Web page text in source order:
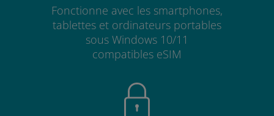
Fonctionne avec les smartphones,
tablettes et ordinateurs portables
sous Windows 10/11
compatibles eSIM